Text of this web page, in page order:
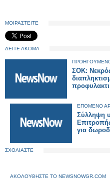
ΜΟΙΡΑΣΤΕΙΤΕ
ΔΕΙΤΕ ΑΚΟΜΑ
ΣΟΚ:
ΕΠΟΜΕΝΟ
Σύλληψη
για
ΣΧΟΛΙΑΣΤΕ
ΑΚΟΛΟΥΘΗΣΤΕ ΤΟ NEWSNOWGR.COM